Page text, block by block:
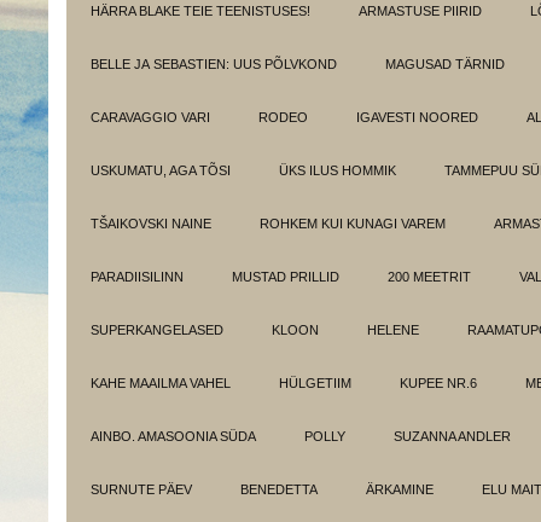
HÄRRA BLAKE TEIE TEENISTUSES! ARMASTUSE PIIRID
BELLE JA SEBASTIEN: UUS PÕLVKOND MAGUSAD TÄRNID
CARAVAGGIO VARI RODEO IGAVESTI NOORED
USKUMATU, AGA TÕSI ÜKS ILUS HOMMIK TAMMEPUU
TŠAIKOVSKI NAINE ROHKEM KUI KUNAGI VAREM
PARADIISILINN MUSTAD PRILLID 200 MEETRIT
SUPERKANGELASED KLOON HELENE
KAHE MAAILMA VAHEL HÜLGETIIM KUPEE NR.6
AINBO. AMASOONIA SÜDA POLLY SUZANNA ANDLER
SURNUTE PÄEV BENEDETTA ÄRKAMINE ELU